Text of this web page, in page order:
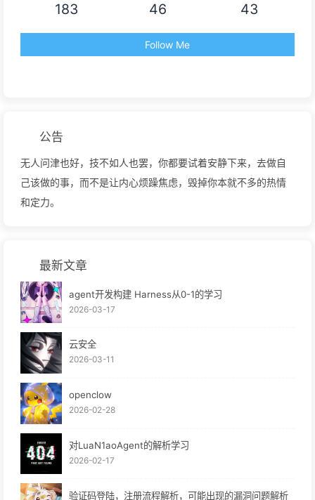
183 46 43
Follow Me
公告
无人问津也好，技不如人也罢，你都要试着安静下来，去做自
己该做的事，而不是让内心烦躁焦虑，毁掉你本就不多的热情
和定力。
最新文章
agent开发构建 Harness从0-1的学习
2026-03-17
云安全
2026-03-11
openclow
2026-02-28
对LuaN1aoAgent的解析学习
2026-02-17
验证码登陆，注册流程解析，可能出现的漏洞问题解析